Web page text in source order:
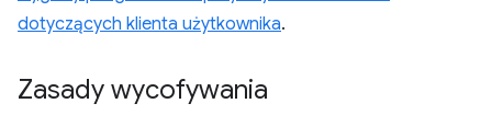
dotyczących klienta użytkownika.
Zasady wycofywania